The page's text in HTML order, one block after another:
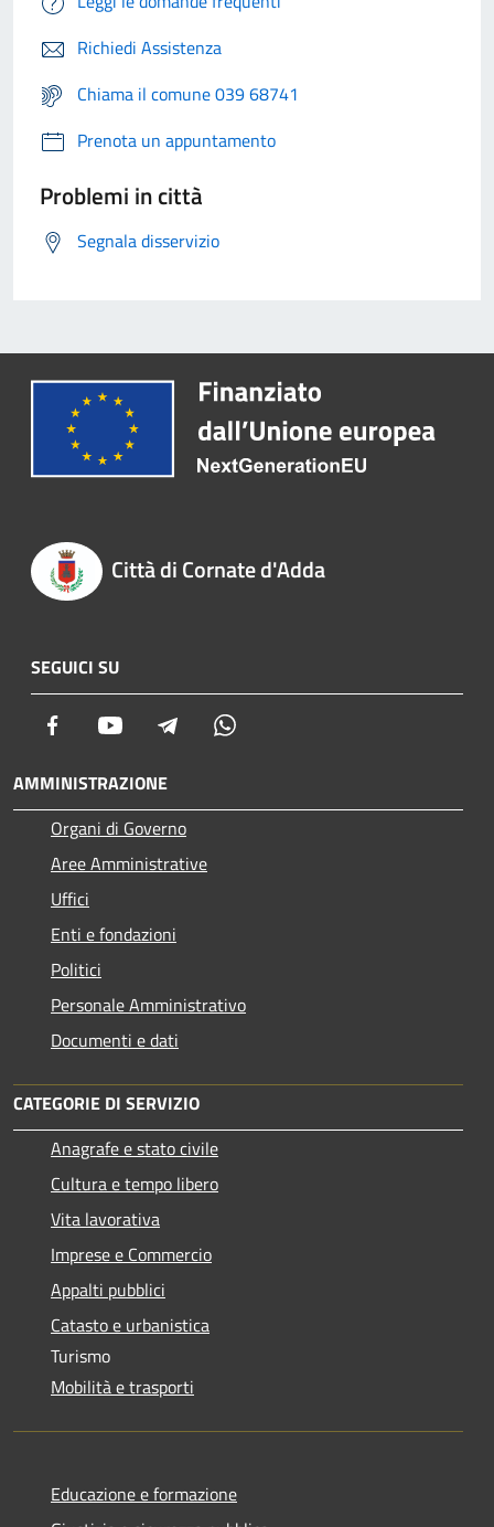
Richiedi Assistenza
Chiama il comune 039 68741
Prenota un appuntamento
Problemi in città
Segnala disservizio
Città di Cornate d'Adda
SEGUICI SU
Facebook Youtube Telegram
AMMINISTRAZIONE
Organi di Governo
Aree Amministrative
Uffici
Enti e fondazioni
Politici
Personale Amministrativo
Documenti e dati
CATEGORIE DI SERVIZIO
Anagrafe e stato civile
Cultura e tempo libero
Vita lavorativa
Imprese e Commercio
Appalti pubblici
Catasto e urbanistica
Turismo
Mobilità e trasporti
Educazione e formazione